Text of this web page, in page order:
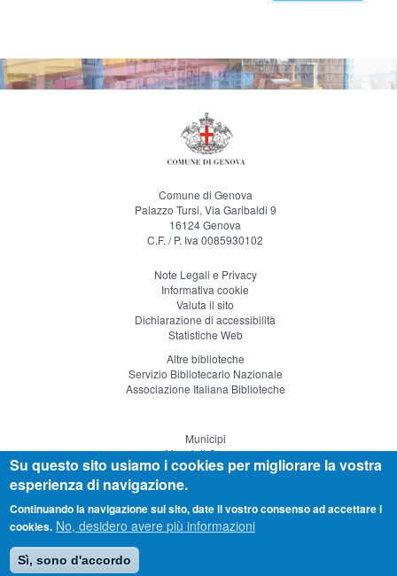
Comune di Genova
Palazzo Tursi, Via Garibaldi 9
16124 Genova
C.F. / P. Iva 0085930102
Note Legali e Privacy
Informativa cookie
Valuta il sito
Dichiarazione di accessibilità
Statistiche Web
Altre biblioteche
Servizio Bibliotecario Nazionale
Associazione Italiana Biblioteche
Municipi
Musei di Genova
Genova Teatro
Visitgenoa
Su questo sito usiamo i cookies per migliorare la vostra
esperienza di navigazione.
Continuando la navigazione sul sito, date il vostro consenso ad accettare i
cookies. No, desidero avere più informazioni
Sì, sono d'accordo